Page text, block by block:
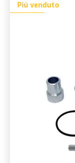
Più venduto